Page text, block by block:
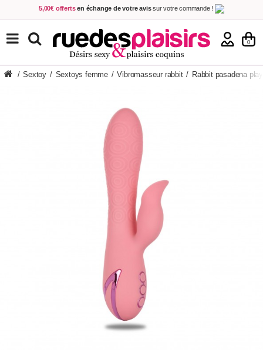
5,00€ offerts en échange de votre avissur votre commande !
Achetez aujourd'hui. Décidez quand payer !
Livraison en 48h
au prix de 2,90 € ! (Offerte dès 69,00€ d'achat)
0
TOUS NOS PRODUITS
/ Sextoy / Sextoys femme / Vibromasseur rabbit / Rabbit pasadena